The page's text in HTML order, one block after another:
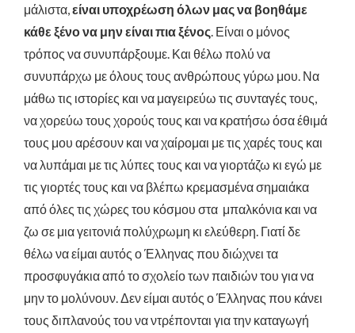
μάλιστα,είναι υποχρέωση όλων μας να βοηθάμε
κάθε ξένο να μην είναι πια ξένος. Είναι ο μόνος
τρόπος να συνυπάρξουμε. Και θέλω πολύ να
συνυπάρχω με όλους τους ανθρώπους γύρω μου. Να
μάθω τις ιστορίες και να μαγειρεύω τις συνταγές τους,
να χορεύω τους χορούς τους και να κρατήσω όσα έθιμά
τους μου αρέσουν και να χαίρομαι με τις χαρές τους και
να λυπάμαι με τις λύπες τους και να γιορτάζω κι εγώ με
τις γιορτές τους και να βλέπω κρεμασμένα σημαιάκα
από όλες τις χώρες του κόσμου στα μπαλκόνια και να
ζω σε μια γειτονιά πολύχρωμη κι ελεύθερη. Γιατί δε
θέλω να είμαι αυτός ο Έλληνας που διώχνει τα
προσφυγάκια από το σχολείο των παιδιών του για να
μην το μολύνουν. Δεν είμαι αυτός ο Έλληνας που κάνει
τους διπλανούς του να ντρέπονται για την καταγωγή